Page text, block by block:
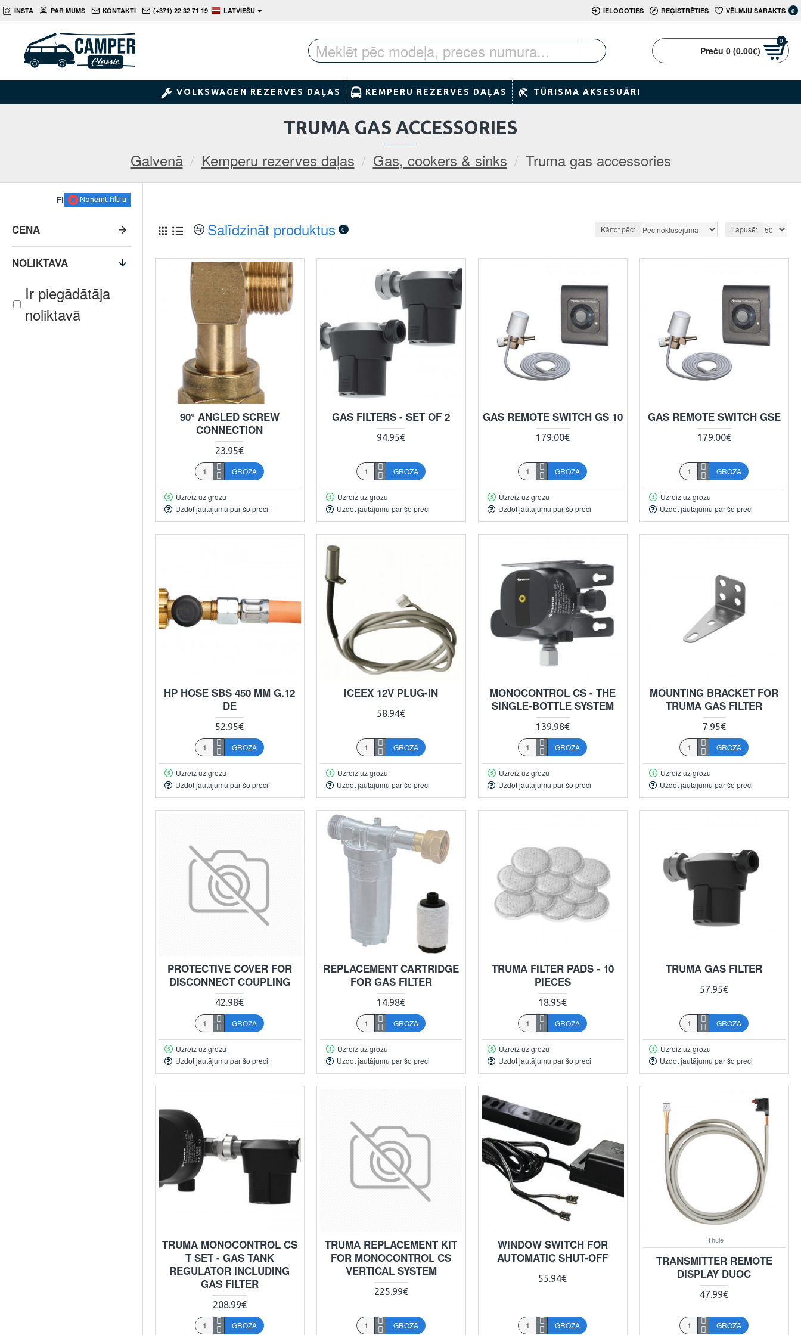
INSTA PAR MUMS KONTAKTI (+371) 22 32 71 19 LATVIEŠU IELOGOTIES REĢISTRĒTIES VĒLMJU SARAKTS 0
Preču 0 (0.00€)
0
VOLKSWAGEN REZERVES DAĻAS KEMPERU REZERVES DAĻAS TŪRISMA AKSESUĀRI
Galvenā Kemperu rezerves daļas Gas, cookers & sinks Truma gas accessories
TRUMA GAS ACCESSORIES
FILTRSNoņemt filtru
CENA
NOLIKTAVA
Ir piegādātāja
noliktavā
Salīdzināt produktus 0 Kārtot pēc: Lapusē:
90° ANGLED SCREW
CONNECTION
23.95€
GROZĀ
Uzreiz uz grozu
Uzdot jautājumu par šo preci
GAS FILTERS - SET OF 2
94.95€
GROZĀ
Uzreiz uz grozu
Uzdot jautājumu par šo preci
GAS REMOTE SWITCH GS 10
179.00€
GROZĀ
Uzreiz uz grozu
Uzdot jautājumu par šo preci
GAS REMOTE SWITCH GSE
179.00€
GROZĀ
Uzreiz uz grozu
Uzdot jautājumu par šo preci
HP HOSE SBS 450 MM G.12
DE
52.95€
GROZĀ
Uzreiz uz grozu
Uzdot jautājumu par šo preci
ICEEX 12V PLUG-IN
58.94€
GROZĀ
Uzreiz uz grozu
Uzdot jautājumu par šo preci
MONOCONTROL CS - THE
SINGLE-BOTTLE SYSTEM
139.98€
GROZĀ
Uzreiz uz grozu
Uzdot jautājumu par šo preci
MOUNTING BRACKET FOR
TRUMA GAS FILTER
7.95€
GROZĀ
Uzreiz uz grozu
Uzdot jautājumu par šo preci
PROTECTIVE COVER FOR
DISCONNECT COUPLING
42.98€
GROZĀ
Uzreiz uz grozu
Uzdot jautājumu par šo preci
REPLACEMENT CARTRIDGE
FOR GAS FILTER
14.98€
GROZĀ
Uzreiz uz grozu
Uzdot jautājumu par šo preci
TRUMA FILTER PADS - 10
PIECES
18.95€
GROZĀ
Uzreiz uz grozu
Uzdot jautājumu par šo preci
TRUMA GAS FILTER
57.95€
GROZĀ
Uzreiz uz grozu
Uzdot jautājumu par šo preci
TRUMA MONOCONTROL CS
T SET - GAS TANK
REGULATOR INCLUDING
GAS FILTER
208.99€
GROZĀ
TRUMA REPLACEMENT KIT
FOR MONOCONTROL CS
VERTICAL SYSTEM
225.99€
GROZĀ
WINDOW SWITCH FOR
AUTOMATIC SHUT-OFF
55.94€
GROZĀ
Thule
TRANSMITTER REMOTE
DISPLAY DUOC
47.99€
GROZĀ